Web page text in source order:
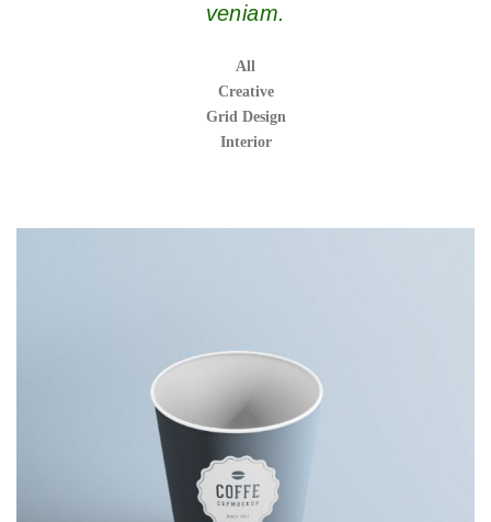
veniam.
All
Creative
Grid Design
Interior
Lorem is pump dolor sit